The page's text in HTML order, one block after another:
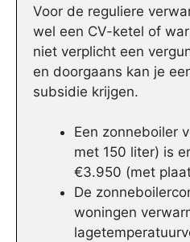
Voor de reguliere
wel een CV-ketel of
niet verplicht een
en doorgaans kan je
subsidie krijgen.
Een zonneboiler
met 150 liter) is
€3.950 (met
De
woningen